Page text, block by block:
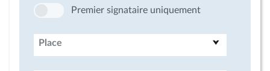
Premier signataire uniquement
Place